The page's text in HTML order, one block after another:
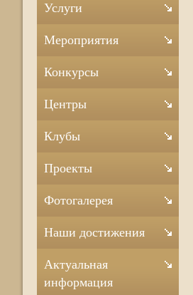
Услуги
Мероприятия
Конкурсы
Центры
Клубы
Проекты
Фотогалерея
Наши достижения
Актуальная
информация